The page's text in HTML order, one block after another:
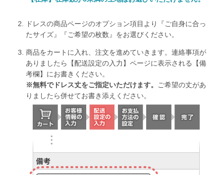
ドレスの商品ページのオプション項目より『ご自身に合っ
たサイズ』『ご希望の枚数』をお選びください。
商品をカートに入れ、注文を進めていきます。連絡事項が
ありましたら【配送設定の入力】ページに表示される【備
考欄】にお書きください。
※無料でドレス丈をご指定いただけます。
ご希望の丈があ
りましたら併せてお書き添えください。